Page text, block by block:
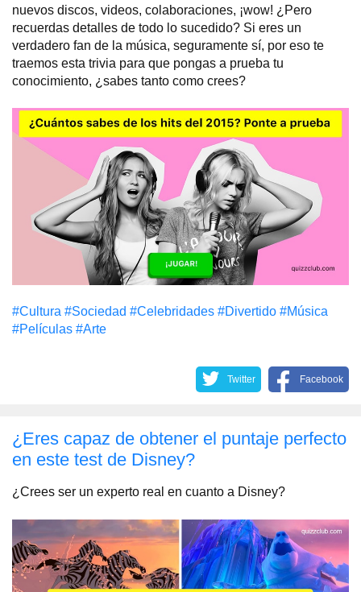
nuevos discos, videos, colaboraciones, ¡wow! ¿Pero
recuerdas detalles de todo lo sucedido? Si eres un
verdadero fan de la música, seguramente sí, por eso te
traemos esta trivia para que pongas a prueba tu
conocimiento, ¿sabes tanto como crees?
#Cultura #Sociedad #Celebridades #Divertido #Música
#Películas #Arte
Twitter Facebook
¿Eres capaz de obtener el puntaje perfecto
en este test de Disney?
¿Crees ser un experto real en cuanto a Disney?